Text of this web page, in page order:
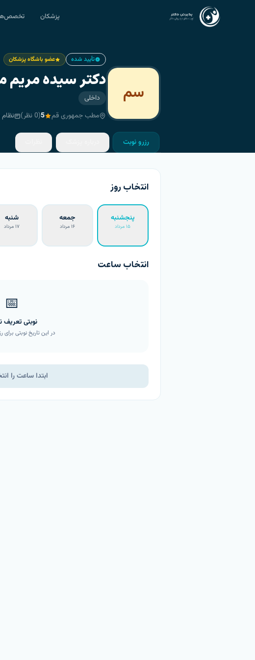
پزشکان
سم
تأیید شده عضو باشگاه پزشکان
دکتر سیده
داخلی
مطب جمهوری قم
5
(
0نظر)
رزرو نوبت
انتخاب روز
پنجشنبه
۱۵ مرداد
جمعه
۱۶ مرداد
شنبه
۱۷ مرداد
انتخاب ساعت
📅
نوبتی
در این تاریخ نوبتی برای
ابتدا ساعت را